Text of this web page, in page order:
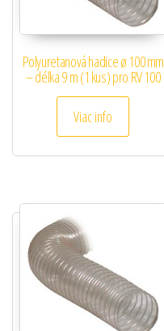
Polyuretanová hadice ø 100 mm
– délka 9 m (1 kus) pro RV 100
Viac info